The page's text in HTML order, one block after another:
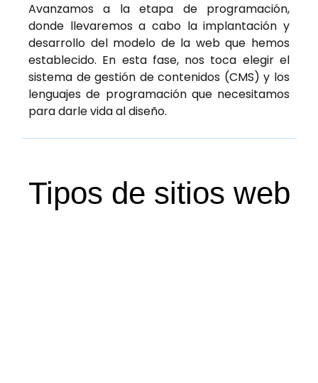
Avanzamos a la etapa de programación,
donde llevaremos a cabo la implantación y
desarrollo del modelo de la web que hemos
establecido. En esta fase, nos toca elegir el
sistema de gestión de contenidos (CMS) y los
lenguajes de programación que necesitamos
para darle vida al diseño.
Tipos de sitios web